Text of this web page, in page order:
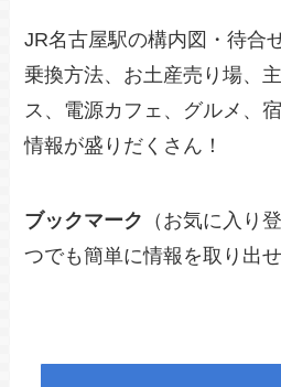
JR名古屋駅の構内図・待合
乗換方法、お土産売り場、
ス、電源カフェ、グルメ、
情報が盛りだくさん！
ブックマーク
（お気に入り
つでも簡単に情報を取り出